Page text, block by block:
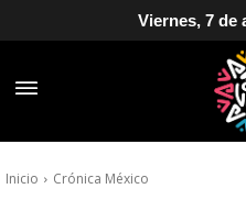
Viernes, 7 de
Inicio Crónica México